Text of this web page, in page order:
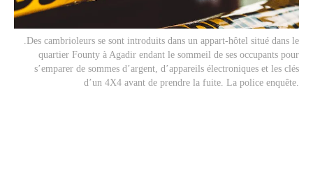
.Des cambrioleurs se sont introduits dans un appart-hôtel situé dans le
quartier Founty à Agadir endant le sommeil de ses occupants pour
s’emparer de sommes d’argent, d’appareils électroniques et les clés
d’un 4X4 avant de prendre la fuite. La police enquête.